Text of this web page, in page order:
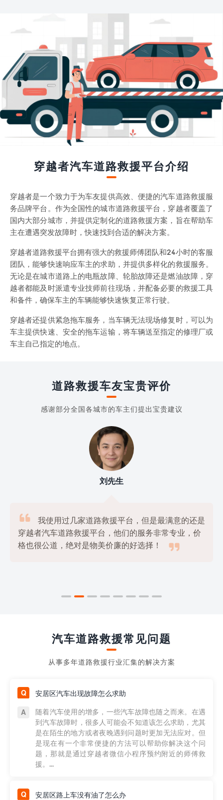
穿越者汽车道路救援平台介绍
穿越者是一个致力于为车友提供高效、便捷的汽车道路救援服
务品牌平台。作为全国性的城市道路救援平台，穿越者覆盖了
国内大部分城市，并提供定制化的道路救援方案，旨在帮助车
主在遭遇突发故障时，快速找到合适的解决方案。
穿越者道路救援平台拥有强大的救援师傅团队和24小时的客服
团队，能够快速响应车主的求助，并提供多样化的救援服务。
无论是在城市道路上的电瓶故障、轮胎故障还是燃油故障，穿
越者都能及时派遣专业技师前往现场，并配备必要的救援工具
和备件，确保车主的车辆能够快速恢复正常行驶。
穿越者还提供紧急拖车服务，当车辆无法现场修复时，可以为
车主提供快速、安全的拖车运输，将车辆送至指定的修理厂或
车主自己指定的地点。
道路救援车友宝贵评价
感谢部分全国各城市的车主们提出宝贵建议
刘先生

我使用过几家道路救援平台，但是最满意的还是
穿越者汽车道路救援平台，他们的服务非常专业，价
格也很公道，绝对是物美价廉的好选择！

汽车道路救援常见问题
从事多年道路救援行业汇集的解决方案
安居区汽车出现故障怎么求助
随着汽车使用的增多，一些汽车故障也随之而来。在遇
到汽车故障时，很多人可能会不知道该怎么求助，尤其
是在陌生的地方或者夜晚遇到问题时更加无法应对。但
是现在有一个非常便捷的方法可以帮助你解决这个问
题，那就是通过穿越者微信小程序预约附近的师傅救
援。...
安居区路上车没有油了怎么办